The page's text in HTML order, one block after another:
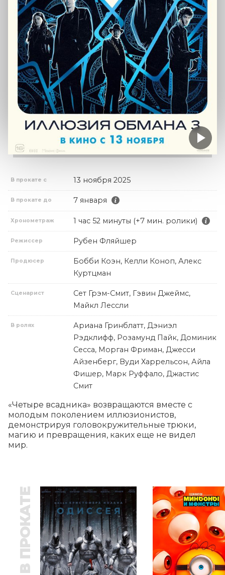
В прокате с 13 ноября 2025
В прокате до 7 января
Хронометраж 1 час 52 минуты (+7 мин. ролики)
Режиссер Рубен Фляйшер
Продюсер
Бобби Коэн, Келли Коноп, Алекс
Куртцман
Сценарист
Сет Грэм-Смит, Гэвин Джеймс,
Майкл Лессли
В ролях
Ариана Гринблатт, Дэниэл
Рэдклифф, Розамунд Пайк, Доминик
Сесса, Морган Фриман, Джесси
Айзенберг, Вуди Харрельсон, Айла
Фишер, Марк Руффало, Джастис
Смит
«Четыре всадника» возвращаются вместе с
молодым поколением иллюзионистов,
демонстрируя головокружительные трюки,
магию и превращения, каких еще не видел
мир.
В ПРОКАТЕ